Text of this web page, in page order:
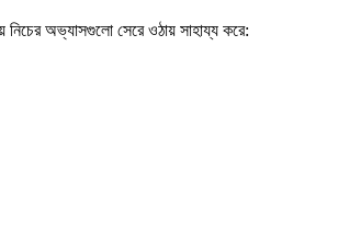
নিচের অভ্যাসগুলো সেরে ওঠায় সাহায্য করে: